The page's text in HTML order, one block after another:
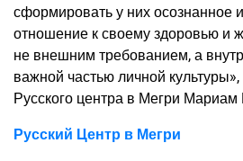
сформировать у них осознанное
отношение к своему здоровью и
не внешним требованием, а
важной частью личной
Русского центра в Мегри Мариам
Русский Центр в Мегри